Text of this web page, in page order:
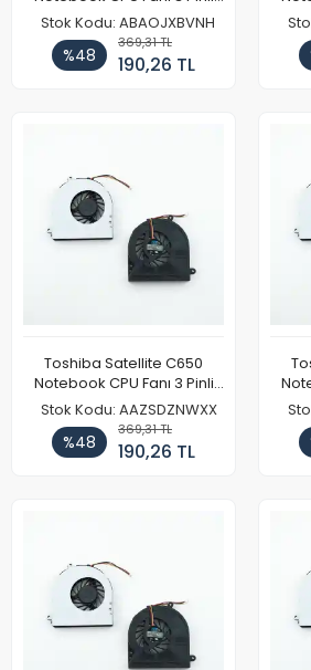
(Model 1)
Stok Kodu: ABAOJXBVNH
%48
369,31 TL
190,26 TL
Toshiba Satellite C650
Notebook CPU Fanı 3 Pinli
(Model 1)
Stok Kodu: AAZSDZNWXX
%48
369,31 TL
190,26 TL